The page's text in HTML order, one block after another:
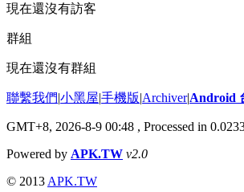
現在還沒有訪客
群組
現在還沒有群組
聯繫我們|小黑屋|手機版|Archiver|Android
GMT+8, 2026-8-9 00:48 , Processed in
Powered by APK.TW v2.0
© 2013 APK.TW